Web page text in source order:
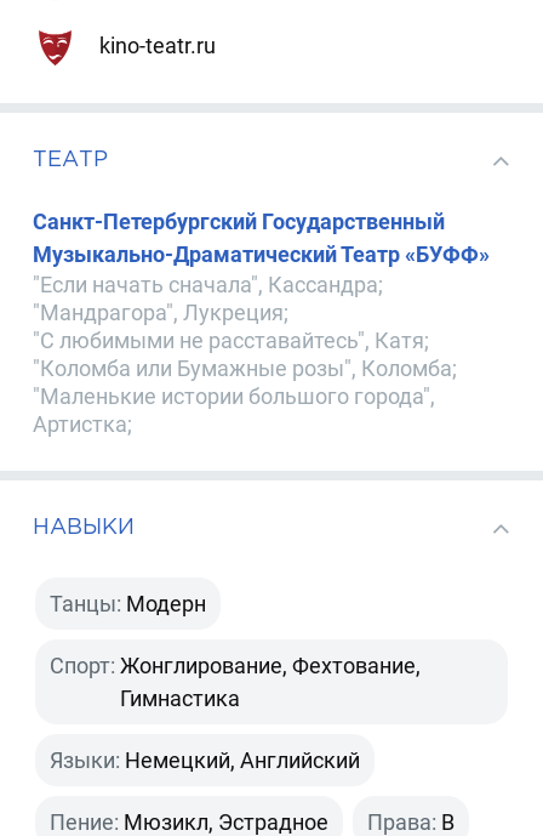
kino-teatr.ru
ТЕАТР
Санкт-Петербургский Государственный
Музыкально-Драматический Театр «БУФФ»
"Если начать сначала", Кассандра;
"Мандрагора", Лукреция;
"С любимыми не расставайтесь", Катя;
"Коломба или Бумажные розы", Коломба;
"Маленькие истории большого города",
Артистка;
НАВЫКИ
Танцы: Модерн
Спорт: Жонглирование, Фехтование,
Гимнастика
Языки: Немецкий, Английский
Пение: Мюзикл, Эстрадное Права: B